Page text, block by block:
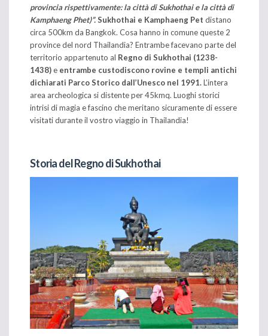
provincia rispettivamente: la città di Sukhothai e la città di
Kamphaeng Phet)”.Sukhothai e Kamphaeng Pet distano
circa 500km da Bangkok. Cosa hanno in comune queste 2
province del nord Thailandia? Entrambe facevano parte del
territorio appartenuto al Regno di Sukhothai (1238-
1438)e entrambe custodiscono rovine e templi antichi
dichiarati Parco Storico dall’Unesco nel 1991.L’intera
area archeologica si distente per 45kmq. Luoghi storici
intrisi di magia e fascino che meritano sicuramente di essere
visitati durante il vostro viaggio in Thailandia!
Storia del Regno di Sukhothai